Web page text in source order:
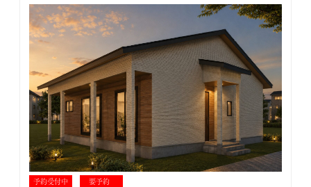
予約受付中 要予約